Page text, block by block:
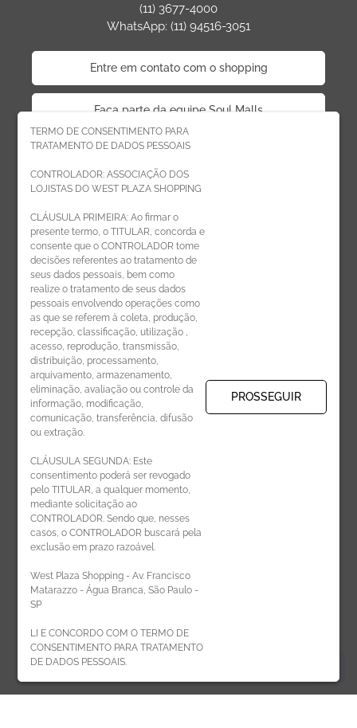
TERMO DE CONSENTIMENTO PARA
TRATAMENTO DE DADOS PESSOAIS
CONTROLADOR: ASSOCIAÇÃO DOS
LOJISTAS DO WEST PLAZA SHOPPING
CLÁUSULA PRIMEIRA: Ao firmar o
presente termo, o TITULAR, concorda e
consente que o CONTROLADOR tome
decisões referentes ao tratamento de
seus dados pessoais, bem como
realize o tratamento de seus dados
pessoais envolvendo operações como
as que se referem à coleta, produção,
recepção, classificação, utilização ,
acesso, reprodução, transmissão,
distribuição, processamento,
arquivamento, armazenamento,
eliminação, avaliação ou controle da
informação, modificação,
comunicação, transferência, difusão
ou extração.
CLÁUSULA SEGUNDA: Este
consentimento poderá ser revogado
pelo TITULAR, a qualquer momento,
mediante solicitação ao
CONTROLADOR. Sendo que, nesses
casos, o CONTROLADOR buscará pela
exclusão em prazo razoável.
West Plaza Shopping - Av. Francisco
Matarazzo - Água Branca, São Paulo -
SP
LI E CONCORDO COM O TERMO DE
CONSENTIMENTO PARA TRATAMENTO
DE DADOS PESSOAIS.
PROSSEGUIR
(11) 3677-4000
WhatsApp: (11) 94516-3051
Entre em contato com o shopping
Faça parte da equipe Soul Malls
Faça parte da equipe West Plaza
Politica de privacidade
Código de Ética de Parceiros
CADASTRE-SE
Receba novidades por e-mail:
CADASTRAR